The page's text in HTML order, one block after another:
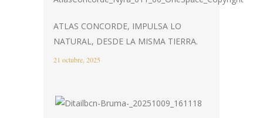
ATLAS CONCORDE, IMPULSA LO
NATURAL, DESDE LA MISMA TIERRA.
21 octubre, 2025